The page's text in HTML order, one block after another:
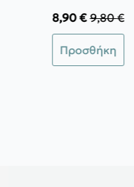
9,80€
Original
price
was:
9,80 €.
8,90€Η
τρέχουσα
τιμή
είναι:
Προσθήκη